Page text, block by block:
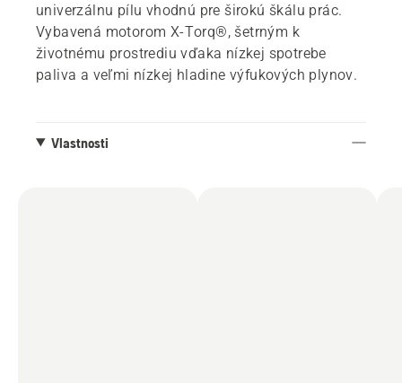
univerzálnu pílu vhodnú pre širokú škálu prác.
Vybavená motorom X-Torq®, šetrným k
životnému prostrediu vďaka nízkej spotrebe
paliva a veľmi nízkej hladine výfukových plynov.
Vlastnosti